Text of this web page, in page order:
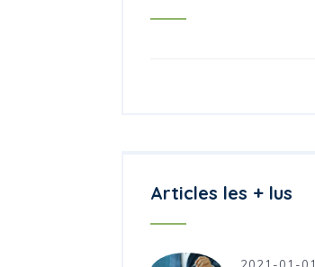
Articles les + lus
2021-01-01